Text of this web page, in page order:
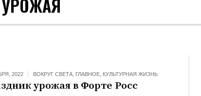
2022 ВОКРУГ СВЕТА, ГЛАВНОЕ, КУЛЬТУРНАЯ ЖИЗНЬ
урожая в Форте Росс